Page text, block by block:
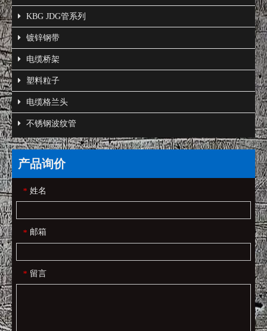
KBG JDG管系列
镀锌钢带
电缆桥架
塑料粒子
电缆格兰头
不锈钢波纹管
产品询价
* 姓名
* 邮箱
* 留言